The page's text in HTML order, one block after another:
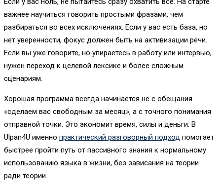
важнее научиться говорить простыми фразами, чем
разбираться во всех исключениях. Если у вас есть база, но
нет уверенности, фокус должен быть на активизации речи.
Если вы уже говорите, но упираетесь в работу или интервью,
нужен переход к целевой лексике и более сложным
сценариям.
Хорошая программа всегда начинается не с обещания
«сделаем вас свободным за месяц», а с точного понимания
отправной точки. Это экономит время, силы и деньги. В
Ulpan4U именно практический разговорный подход помогает
быстрее пройти путь от пассивного знания к нормальному
использованию языка в жизни, без зависания на теории
ради теории.